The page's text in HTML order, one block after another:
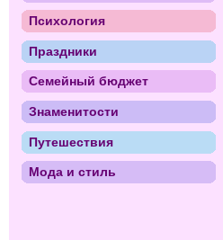
Психология
Праздники
Семейный бюджет
Знаменитости
Путешествия
Мода и стиль